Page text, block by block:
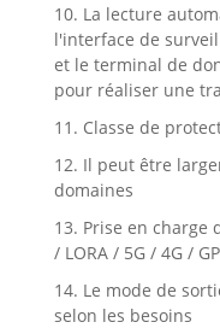
10. La lecture
l'interface de
et le terminal de
pour réaliser une
11. Classe de
12. Il peut être
domaines
13. Prise en charge
/ LORA / 5G / 4G /
14. Le mode de
selon les besoins